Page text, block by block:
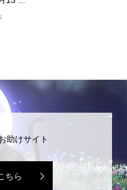
助けサイト
ちら